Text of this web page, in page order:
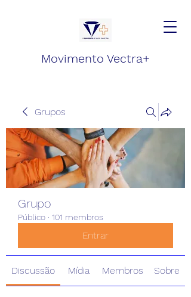
Movimento Vectra+
Grupos
Grupo
Público · 101 membros
Entrar
Discussão Mídia Membros Sobre